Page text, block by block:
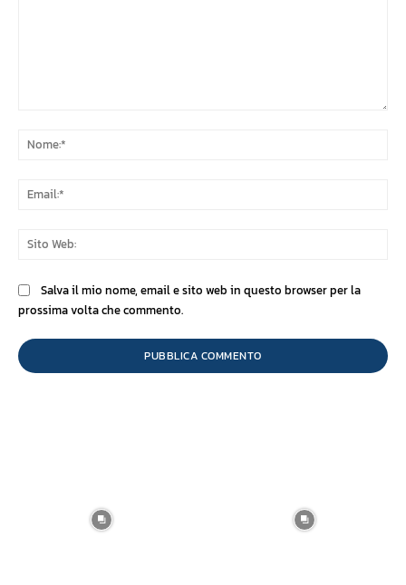
Salva il mio nome, email e sito web in questo browser per la
prossima volta che commento.